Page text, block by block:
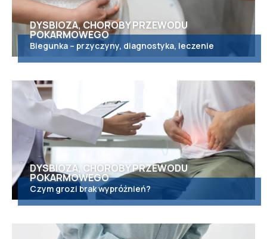
DYSBIOZA, CHOROBY PRZEWODU
POKARMOWEGO
Biegunka – przyczyny, diagnostyka, leczenie
DYSBIOZA, CHOROBY PRZEWODU
POKARMOWEGO
Czym grozi brak wypróżnień?